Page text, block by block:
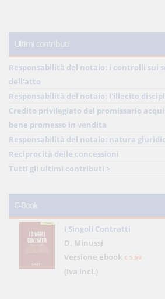
Ultimi contributi
Responsabilità del notaio: i controlli sui
dell'atto
Responsabilità del notaio: l'illecito
Credito privilegiato del promissario
bene promesso in vendita
Responsabilità del notaio: natura
Reciprocità delle concessioni
Tutti gli ultimi contributi >
E-Book
I Singoli Contratti
D. Minussi
Versione ebook € 5,99
(iva incl.)